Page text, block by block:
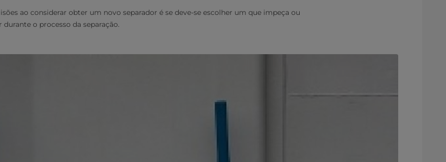
ao considerar obter um novo separador é se deve-se escolher um que impeça ou
o processo da separação.